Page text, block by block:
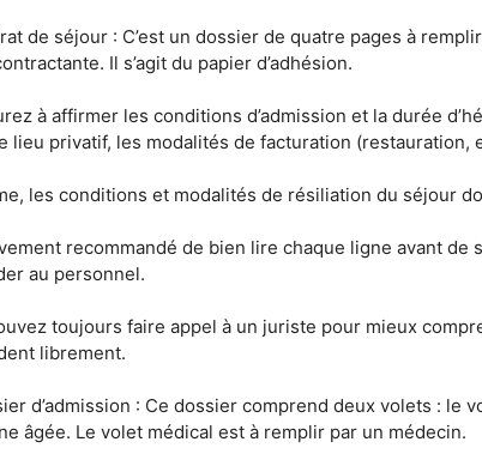
de séjour : C’est un dossier de quatre pages à
Il s’agit du papier d’adhésion.
à affirmer les conditions d’admission et la durée
lieu privatif, les modalités de facturation (restauration,
les conditions et modalités de résiliation du séjour
recommandé de bien lire chaque ligne avant
au personnel.
toujours faire appel à un juriste pour mieux
librement.
d’admission : Ce dossier comprend deux volets :
âgée. Le volet médical est à remplir par un médecin.